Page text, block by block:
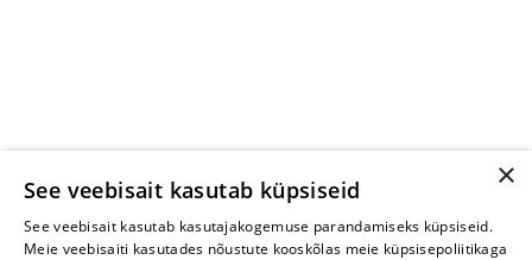
×
See veebisait kasutab küpsiseid
See veebisait kasutab kasutajakogemuse parandamiseks küpsiseid.
Meie veebisaiti kasutades nõustute kooskõlas meie küpsisepoliitikaga